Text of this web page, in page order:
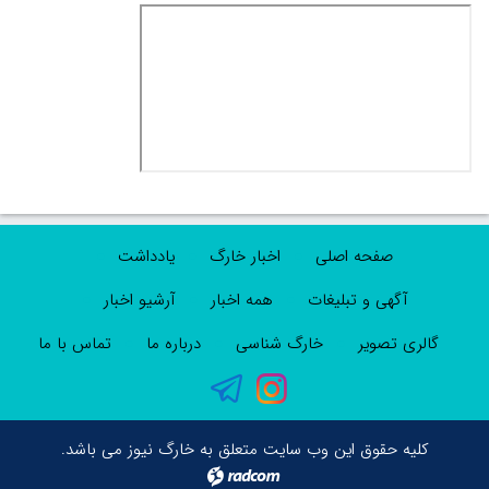
صفحه اصلی اخبار خارگ
یادداشت
آگهی و تبلیغات
همه اخبار
آرشیو اخبار
گالری تصویر
خارگ شناسی درباره ما تماس با ما
کلیه حقوق این وب سایت متعلق به خارگ نیوز می باشد.
radcom